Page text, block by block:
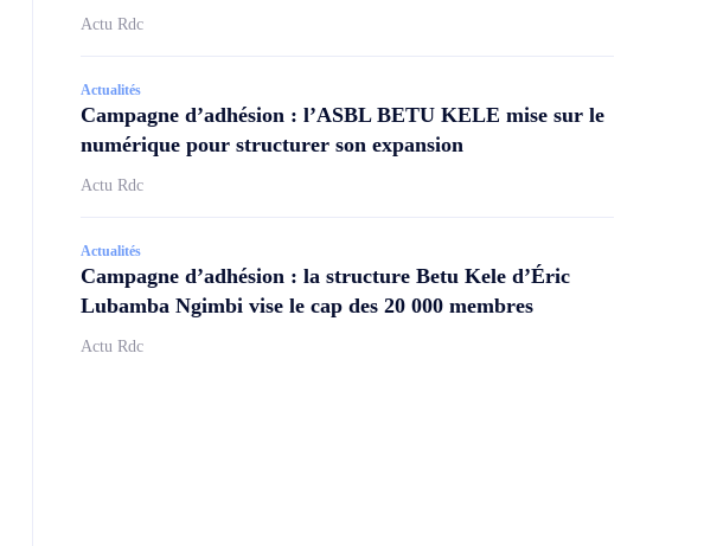
Actu Rdc
Actualités
Campagne d’adhésion : l’ASBL BETU KELE mise sur le
numérique pour structurer son expansion
Actu Rdc
Actualités
Campagne d’adhésion : la structure Betu Kele d’Éric
Lubamba Ngimbi vise le cap des 20 000 membres
Actu Rdc